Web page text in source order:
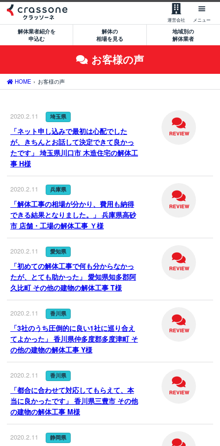
運営会社 メニュー
【無料】一括見積もりを申込む
0120-479-033
サービスのメリット
サポート窓口のご案内
運営会社について
空き家処分をご希望のお客様
建築費用削減をご希望のお客様
大型物件解体をご希望のお客様
クラッソーネ安心保証パックにつ
いて
解体費用の相場を見る
地域別の解体業者と相場情報
解体工事の流れ
解体工事のよくある質問
解体工事お役立ち情報
利用規約
解体業者の方へ
解体業者紹介を
申込む
解体の
相場を見る
地域別の
解体業者
お客様の声
HOME お客様の声
「ネット申し込みで最初は心配でした
が、きちんとお話して決定できて良かっ
たです」 埼玉県川口市 木造住宅の解体工
事 H様
2020.2.11 埼玉県
「解体工事の相場が分かり、費用も納得
できる結果となりました。」 兵庫県高砂
市 店舗・工場の解体工事 Ｙ様
2020.2.11 兵庫県
「初めての解体工事で何も分からなかっ
たが、とても助かった」 愛知県知多郡阿
久比町 その他の建物の解体工事 T様
2020.2.11 愛知県
「3社のうち圧倒的に良い1社に巡り合え
てよかった」 香川県仲多度郡多度津町 そ
の他の建物の解体工事 Y様
2020.2.11 香川県
「都合に合わせて対応してもらえて、本
当に良かったです」 香川県三豊市 その他
の建物の解体工事 M様
2020.2.11 香川県
2020.2.11 静岡県